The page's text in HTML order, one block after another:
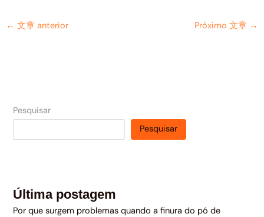
Pesquisar
Pesquisar
Última postagem
Por que surgem problemas quando a finura do pó de
← 文章 anterior Próximo 文章 →